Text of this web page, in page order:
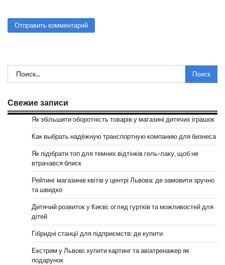
Найти:
Свежие записи
Як збільшити оборотність товарів у магазині дитячих іграшок
Как выбрать надёжную транспортную компанию для бизнеса
Як підібрати топ для темних відтінків гель-лаку, щоб не
втрачався блиск
Рейтинг магазинів квітів у центрі Львова: де замовити зручно
та швидко
Дитячий розвиток у Києві: огляд гуртків та можливостей для
дітей
Гібридні станції для підприємств: де купити
Екстрим у Львові: купити картинг та авіатренажер як
подарунок